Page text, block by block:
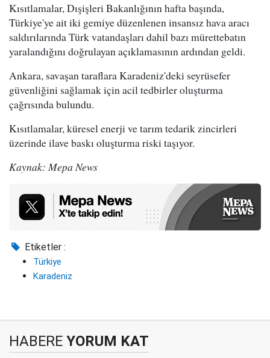
Kısıtlamalar, Dışişleri Bakanlığının hafta başında,
Türkiye'ye ait iki gemiye düzenlenen insansız hava aracı
saldırılarında Türk vatandaşları dahil bazı mürettebatın
yaralandığını doğrulayan açıklamasının ardından geldi.
Ankara, savaşan taraflara Karadeniz'deki seyrüsefer
güvenliğini sağlamak için acil tedbirler oluşturma
çağrısında bulundu.
Kısıtlamalar, küresel enerji ve tarım tedarik zincirleri
üzerinde ilave baskı oluşturma riski taşıyor.
Kaynak: Mepa News
Etiketler :
Türkiye
Karadeniz
HABERE YORUM KAT